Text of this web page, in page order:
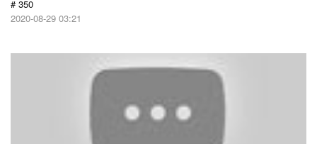
# 350
2020-08-29 03:21